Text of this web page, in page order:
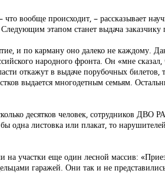
вообще происходит, – рассказывает
этапом станет выдача заказчику
и по карману оно далеко не каждому.
народного фронта. Он «мне сказал,
откажут в выдаче порубочных билетов,
выдается многодетным семьям.
десятков человек, сотрудников
листовка или плакат, то
на участки еще один лесной массив:
гаражей. Они так и не